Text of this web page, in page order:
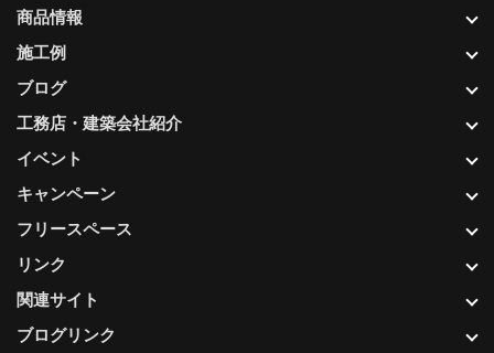
商品情報
施工例
ブログ
工務店・建築会社紹介
イベント
キャンペーン
フリースペース
リンク
関連サイト
ブログリンク